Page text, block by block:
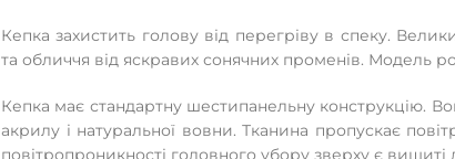
Кепка захистить голову від перегріву в спеку.
та обличчя від яскравих сонячних променів. Модель
Кепка має стандартну шестипанельну конструкцію.
акрилу і натуральної вовни. Тканина пропускає
повітропроникності головного убору зверху є